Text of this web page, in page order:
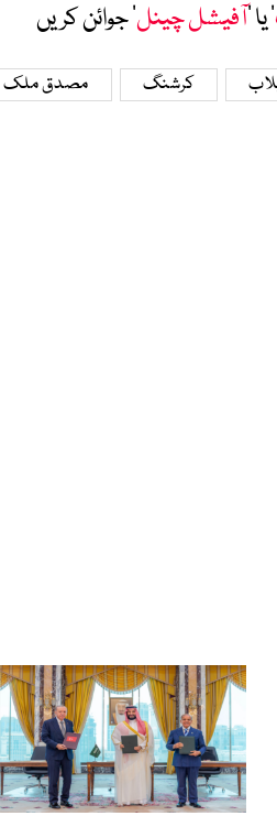
‘ یا ’آفیشل چینل‘ جوائن کریں
کرشنگ مصدق ملک